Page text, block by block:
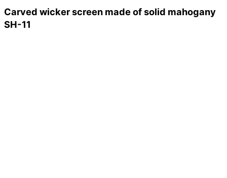
Carved wicker screen made of solid mahogany
SH-11